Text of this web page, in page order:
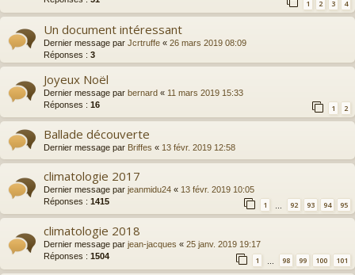
1 2 3 4
Un document intéressant
Dernier message par Jcrtruffe « 26 mars 2019 08:09
Réponses : 3
Joyeux Noël
Dernier message par bernard « 11 mars 2019 15:33
Réponses : 16 1 2
Ballade découverte
Dernier message par Briffes « 13 févr. 2019 12:58
climatologie 2017
Dernier message par jeanmidu24 « 13 févr. 2019 10:05
Réponses : 1415 1 … 92 93 94 95
climatologie 2018
Dernier message par jean-jacques « 25 janv. 2019 19:17
Réponses : 1504 1 98 99 100 101